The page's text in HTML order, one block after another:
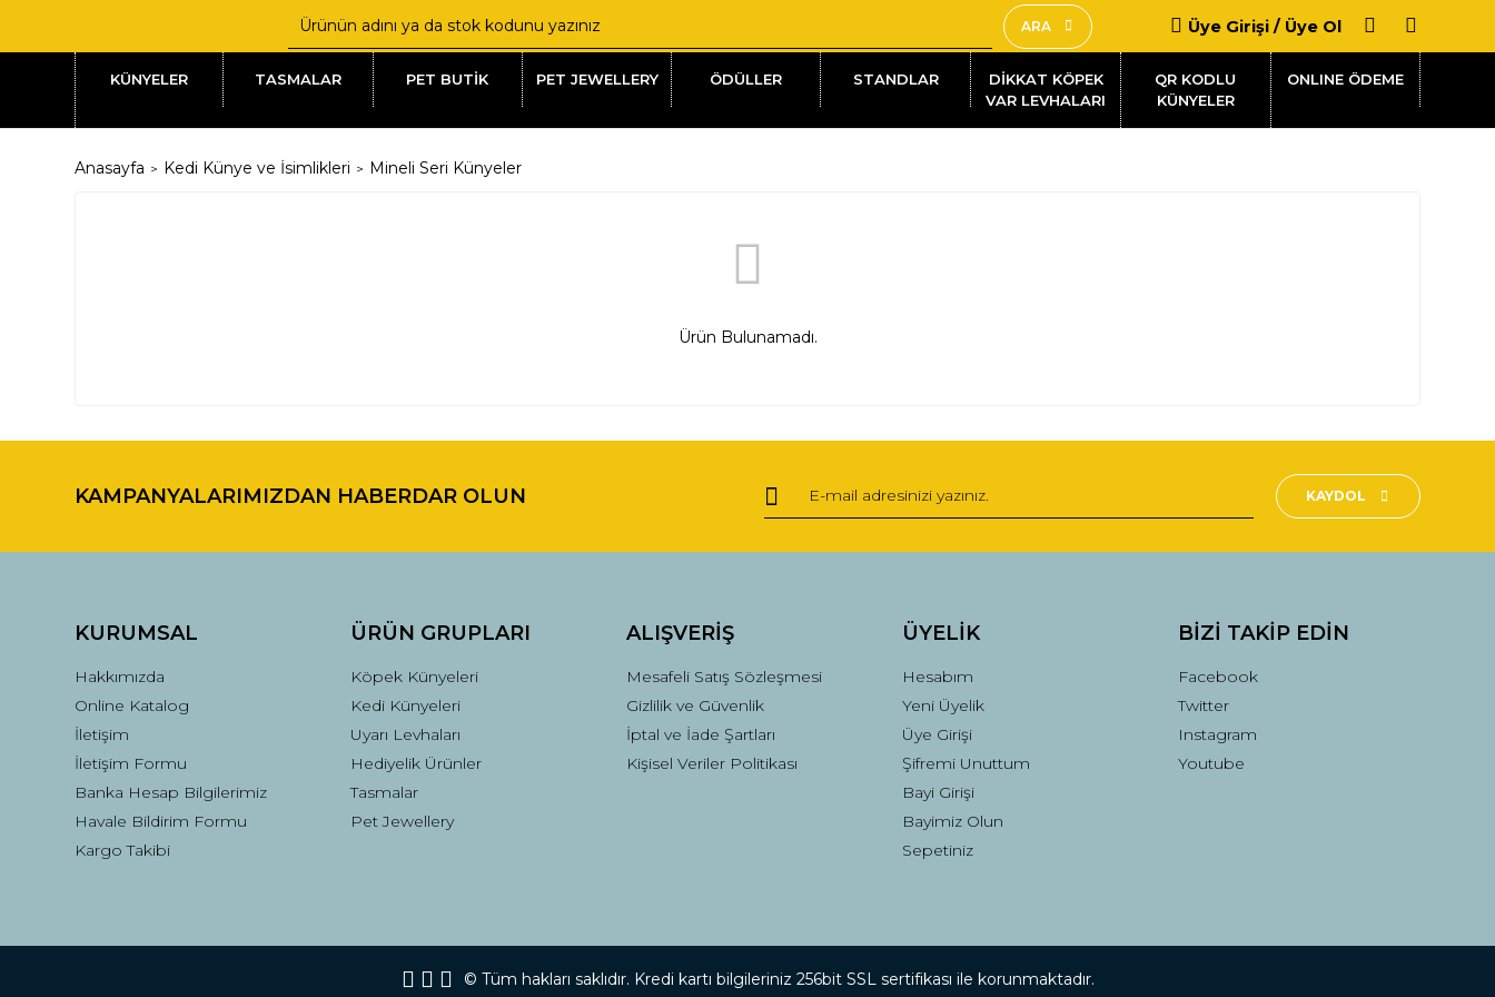
ARA Üye Girişi / Üye Ol
KÜNYELER TASMALAR PET BUTİK PET JEWELLERY ÖDÜLLER STANDLAR
DİKKAT KÖPEK
VAR LEVHALARI
QR KODLU
KÜNYELER
Anasayfa Kedi Künye ve İsimlikleri Mineli Seri Künyeler
Ürün Bulunamadı.
KAMPANYALARIMIZDAN HABERDAR OLUN KAYDOL
KURUMSAL
Hakkımızda
Online Katalog
İletişim
İletişim Formu
Banka Hesap Bilgilerimiz
Havale Bildirim Formu
Kargo Takibi
ÜRÜN GRUPLARI
Köpek Künyeleri
Kedi Künyeleri
Uyarı Levhaları
Hediyelik Ürünler
Tasmalar
Pet Jewellery
ALIŞVERİŞ
Mesafeli Satış Sözleşmesi
Gizlilik ve Güvenlik
İptal ve İade Şartları
Kişisel Veriler Politikası
ÜYELİK
Hesabım
Yeni Üyelik
Üye Girişi
Şifremi Unuttum
Bayi Girişi
Bayimiz Olun
Sepetiniz
BİZİ TAKİP EDİN
Facebook
Twitter
Instagram
Youtube
© Tüm hakları saklıdır. Kredi kartı bilgileriniz 256bit SSL sertifikası ile korunmaktadır.